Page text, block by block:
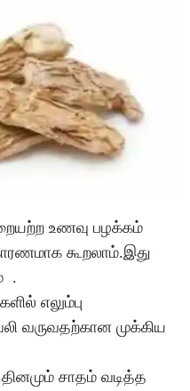
உணவு பழக்கம்
கூறலாம்.இது
.
எலும்பு
வருவதற்கான முக்கிய
சாதம் வடித்த